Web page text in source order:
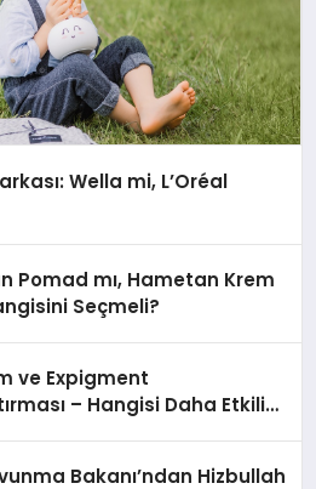
Wella mi, L’Oréal
Pomad mı, Hametan Krem
Seçmeli?
ve Expigment
– Hangisi Daha Etkili
Bakanı’ndan Hizbullah